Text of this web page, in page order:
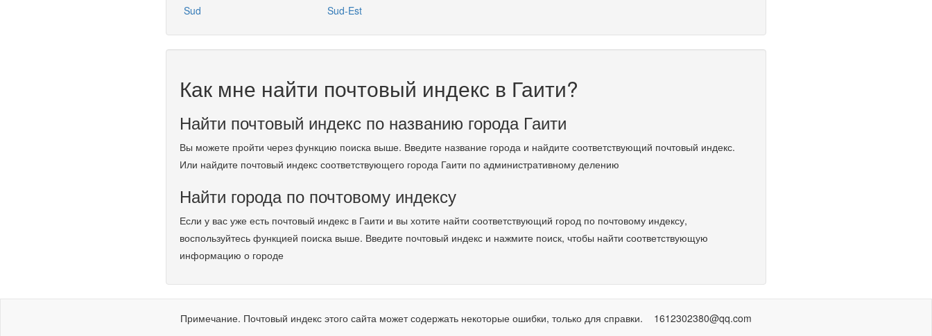
Sud
Sud-Est
Как мне найти почтовый индекс в Гаити?
Найти почтовый индекс по названию города Гаити
Вы можете пройти через функцию поиска выше. Введите название города и найдите соответствующий почтовый индекс.
Или найдите почтовый индекс соответствующего города Гаити по административному делению
Найти города по почтовому индексу
Если у вас уже есть почтовый индекс в Гаити и вы хотите найти соответствующий город по почтовому индексу,
воспользуйтесь функцией поиска выше. Введите почтовый индекс и нажмите поиск, чтобы найти соответствующую
информацию о городе
Примечание. Почтовый индекс этого сайта может содержать некоторые ошибки, только для справки. 1612302380@qq.com